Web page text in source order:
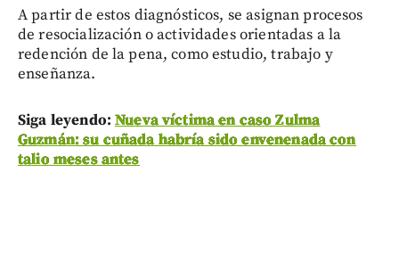
A partir de estos diagnósticos, se asignan procesos
de resocialización o actividades orientadas a la
redención de la pena, como estudio, trabajo y
enseñanza.
Siga leyendo:Nueva víctima en caso Zulma
Guzmán: su cuñada habría sido envenenada con
talio meses antes